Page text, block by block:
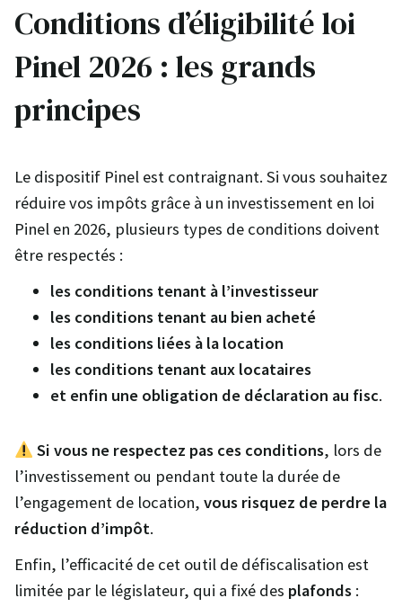
Conditions d’éligibilité loi
Pinel 2026 : les grands
principes
Le dispositif Pinel est contraignant. Si vous souhaitez
réduire vos impôts grâce à un investissement en loi
Pinel en 2026, plusieurs types de conditions doivent
être respectés :
les conditions tenant à l’investisseur
les conditions tenant au bien acheté
les conditions liées à la location
les conditions tenant aux locataires
et enfin une obligation de déclaration au fisc.
Si vous ne respectez pas ces conditions, lors de
l’investissement ou pendant toute la durée de
l’engagement de location, vous risquez de perdre la
réduction d’impôt.
Enfin, l’efficacité de cet outil de défiscalisation est
limitée par le législateur, qui a fixé des plafonds :